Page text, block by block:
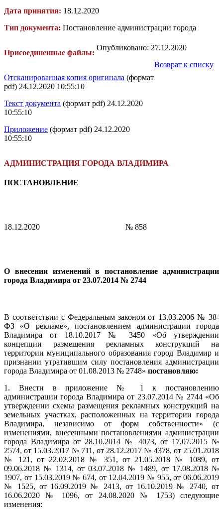
Дата принятия: 18.12.2020
Тип документа: Постановление администрации города
Присоединенные файлы:
Отсканированная копия оригинала (формат
pdf) 24.12.2020 10:55:10
Текст документа (формат pdf) 24.12.2020
10:55:10
Приложение (формат pdf) 24.12.2020
10:55:10
АДМИНИСТРАЦИЯ ГОРОДА ВЛАДИМИРА
ПОСТАНОВЛЕНИЕ
18.12.2020 № 858
О внесении изменений в постановление администрации
города Владимира от 23.07.2014 № 2744
В соответствии с Федеральным законом от 13.03.2006 № 38-
ФЗ «О рекламе», постановлением администрации города
Владимира от 18.10.2017 № 3450 «Об утверждении
концепции размещения рекламных конструкций на
территории муниципального образования город Владимир и
признании утратившим силу постановления администрации
города Владимира от 01.08.2013 № 2748» постановляю:
1. Внести в приложение № 1 к постановлению
администрации города Владимира от 23.07.2014 № 2744 «Об
утверждении схемы размещения рекламных конструкций на
земельных участках, расположенных на территории города
Владимира, независимо от форм собственности» (с
изменениями, внесенными постановлениями администрации
города Владимира от 28.10.2014 № 4073, от 17.07.2015 №
2574, от 15.03.2017 № 711, от 28.12.2017 № 4378, от 25.01.2018
№ 121, от 22.02.2018 № 351, от 21.05.2018 № 1089, от
09.06.2018 № 1314, от 03.07.2018 № 1489, от 17.08.2018 №
1907, от 15.03.2019 № 674, от 12.04.2019 № 955, от 06.06.2019
№ 1525, от 16.09.2019 № 2413, от 16.10.2019 № 2740, от
16.06.2020 № 1096, от 24.08.2020 № 1753) следующие
изменения:
Опубликовано: 27.12.2020
Возврат к списку